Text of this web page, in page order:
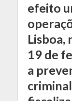
efeito
Lisboa,
19 de
a